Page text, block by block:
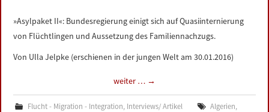
»Asylpaket II«: Bundesregierung einigt sich auf Quasiinternierung
von Flüchtlingen und Aussetzung des Familiennachzugs.
Von Ulla Jelpke (erschienen in der jungen Welt am 30.01.2016)
weiter … →
Flucht - Migration - Integration, Interviews/ Artikel Algerien,